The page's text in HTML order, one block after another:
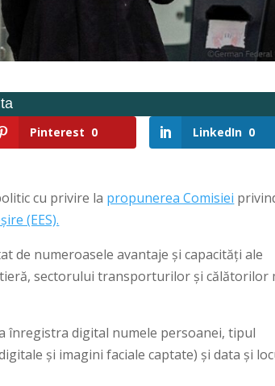
Pinterest 0 LinkedIn 0
cu privire la propunerea Comisiei
(EES).
de numeroasele avantaje și capacități ale
sectorului transporturilor și călătorilor
înregistra digital numele persoanei, tipul
și imagini faciale captate) și data și